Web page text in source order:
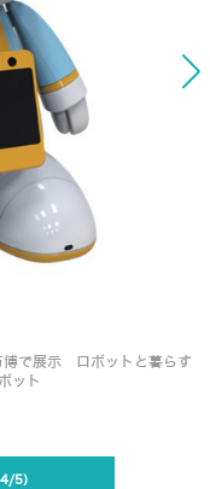
博で展示 ロボットと暮らす
ット
4/5